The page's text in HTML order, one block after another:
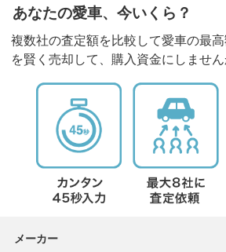
あなたの愛車、今いくら？
複数社の査定額を比較して愛車の最
を賢く売却して、購入資金にしません
メーカー